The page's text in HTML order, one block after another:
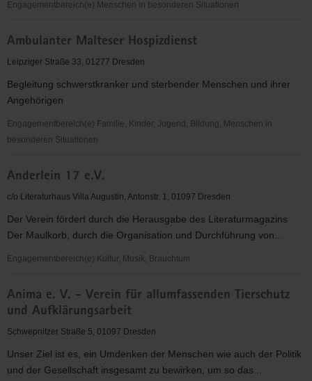
Luth.
Dresden
Engagementbereich(e) Menschen in besonderen Situationen
Kinderhospizdienst
Dresden
Ambulanter Malteser Hospizdienst
Leipziger Straße 33, 01277 Dresden
Begleitung schwerstkranker und sterbender Menschen und ihrer
Angehörigen
Engagementbereich(e) Familie, Kinder, Jugend, Bildung, Menschen in
besonderen Situationen
Malteser
Hospizdienst
Anderlein 17 e.V.
c/o Literaturhaus Villa Augustin, Antonstr. 1, 01097 Dresden
Der Verein fördert durch die Herausgabe des Literaturmagazins
Der Maulkorb, durch die Organisation und Durchführung von...
Engagementbereich(e) Kultur, Musik, Brauchtum
17
e.V.
Anima e. V. - Verein für allumfassenden Tierschutz
und Aufklärungsarbeit
Schwepnitzer Straße 5, 01097 Dresden
Unser Ziel ist es, ein Umdenken der Menschen wie auch der Politik
und der Gesellschaft insgesamt zu bewirken, um so das...